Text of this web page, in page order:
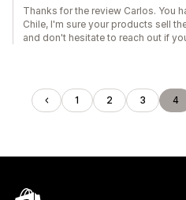
Thanks for the review Carlos. You
Chile, I'm sure your products sell
and don't hesitate to reach out if
1 2 3 4